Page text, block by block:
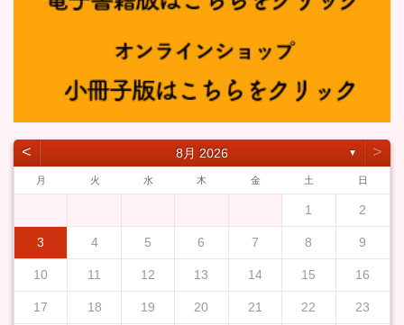
˂ 8月 2026 ▼ ˃
月 火 水 木 金 土 日
1 2
3 4 5 6 7 8 9
10 11 12 13 14 15 16
17 18 19 20 21 22 23